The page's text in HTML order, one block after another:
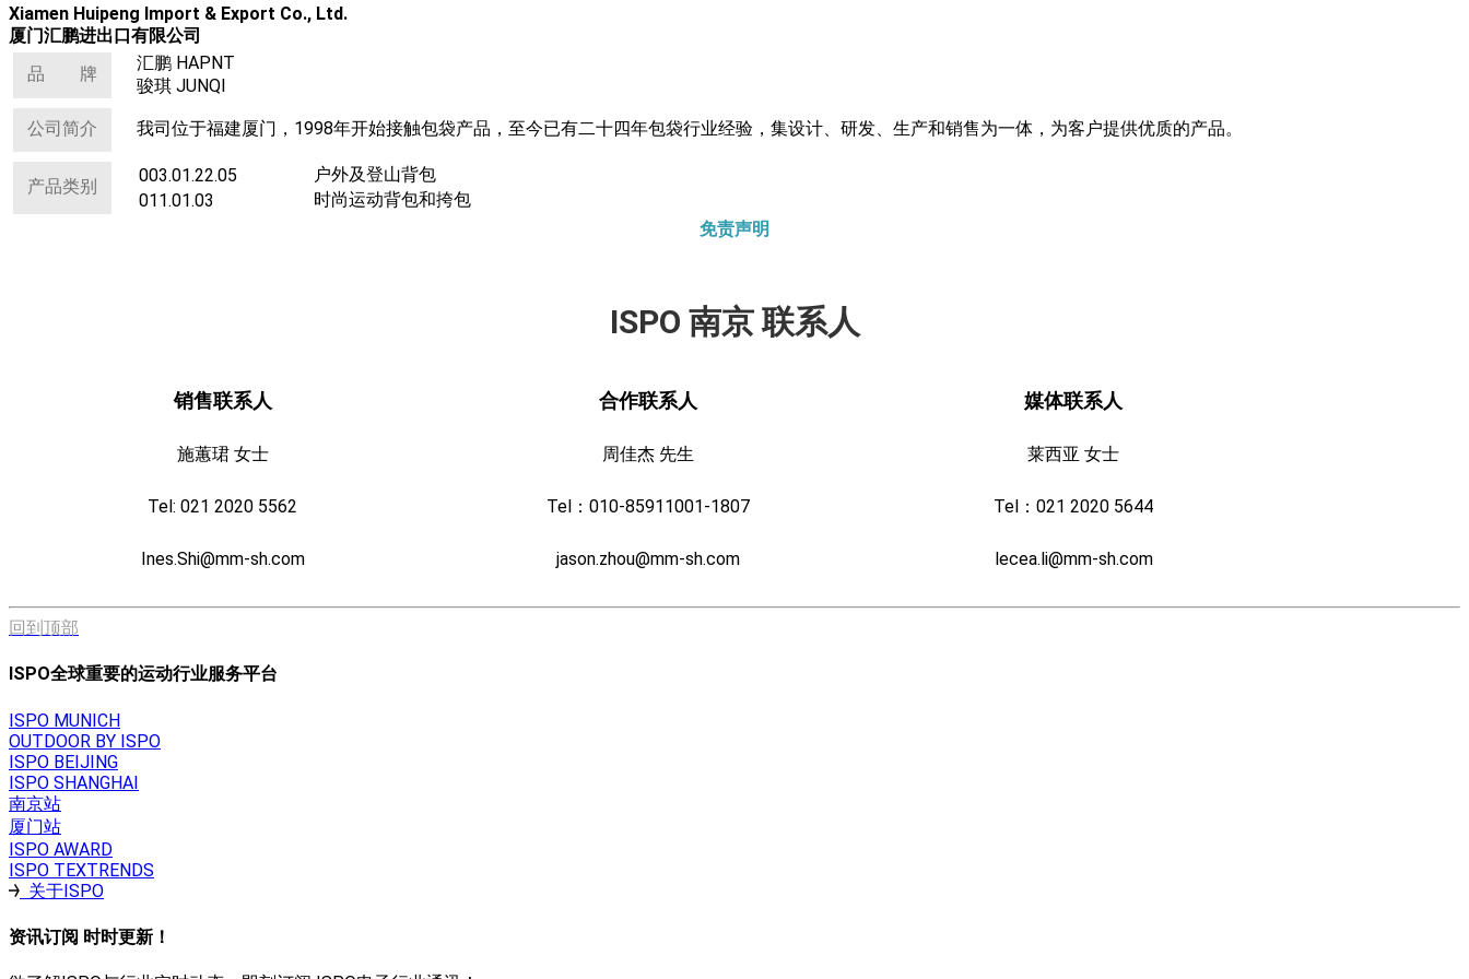
Xiamen Huipeng Import & Export Co., Ltd.
厦门汇鹏进出口有限公司
品 牌
汇鹏 HAPNT
骏琪 JUNQI
公司简介 我司位于福建厦门，1998年开始接触包袋产品，至今已有二十四年包袋行业经验，集设计、研发、生产和销售为一体，为客户提供优质的产品。
产品类别
003.01.22.05
户外及登山背包
011.01.03
时尚运动背包和挎包
免责声明
ISPO 南京 联系人
销售联系人
施蕙珺 女士
Tel: 021 2020 5562
Ines.Shi@mm-sh.com
合作联系人
周佳杰 先生
Tel：010-85911001-1807
jason.zhou@mm-sh.com
媒体联系人
莱西亚 女士
Tel：021 2020 5644
lecea.li@mm-sh.com
回到顶部
ISPO全球重要的运动行业服务平台
ISPO MUNICH
OUTDOOR BY ISPO
ISPO BEIJING
ISPO SHANGHAI
南京站
厦门站
ISPO AWARD
ISPO TEXTRENDS
关于ISPO
资讯订阅 时时更新！